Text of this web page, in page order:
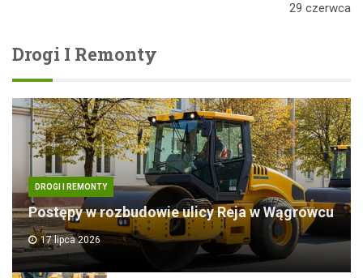
29 czerwca
Drogi I Remonty
DROGI I REMONTY
Postępy w rozbudowie ulicy Reja w Wągrowcu
17 lipca 2026